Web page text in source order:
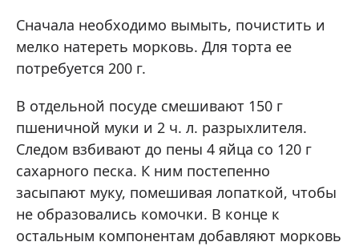
Сначала необходимо вымыть, почистить и
мелко натереть морковь. Для торта ее
потребуется 200 г.
В отдельной посуде смешивают 150 г
пшеничной муки и 2 ч. л. разрыхлителя.
Следом взбивают до пены 4 яйца со 120 г
сахарного песка. К ним постепенно
засыпают муку, помешивая лопаткой, чтобы
не образовались комочки. В конце к
остальным компонентам добавляют морковь